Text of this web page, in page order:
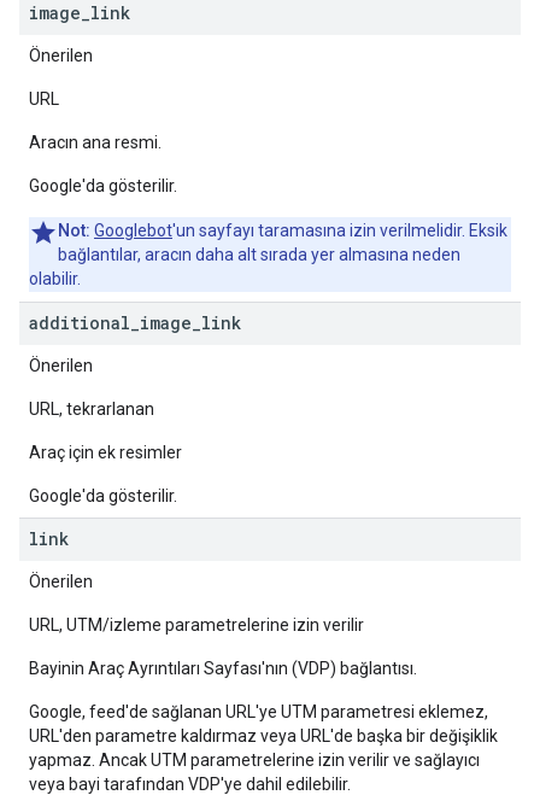
image link
Önerilen
URL
Aracın ana resmi.
Google'da gösterilir.
Not: Googlebot'un sayfayı taramasına izin verilmelidir. Eksik
bağlantılar, aracın daha alt sırada yer almasına neden
olabilir.
additional image link
Önerilen
URL, tekrarlanan
Araç için ek resimler
Google'da gösterilir.
link
Önerilen
URL, UTM/izleme parametrelerine izin verilir
Bayinin Araç Ayrıntıları Sayfası'nın (VDP) bağlantısı.
Google, feed'de sağlanan URL'ye UTM parametresi eklemez,
URL'den parametre kaldırmaz veya URL'de başka bir değişiklik
yapmaz. Ancak UTM parametrelerine izin verilir ve sağlayıcı
veya bayi tarafından VDP'ye dahil edilebilir.